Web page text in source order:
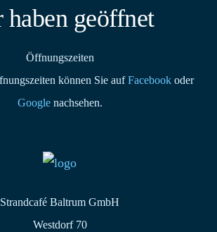
geöffnet
Öffnungszeiten
können Sie aufFacebook oder
Googlenachsehen.
Strandcafé Baltrum GmbH
Westdorf 70